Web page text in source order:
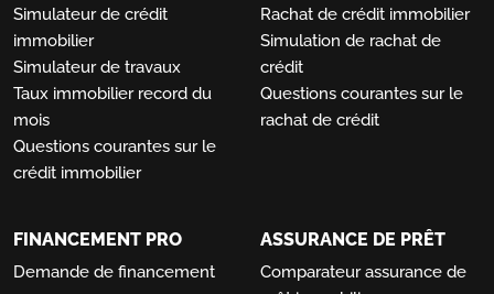
Simulateur de crédit
immobilier
Simulateur de travaux
Taux immobilier record du
mois
Questions courantes sur le
crédit immobilier
Rachat de crédit immobilier
Simulation de rachat de
crédit
Questions courantes sur le
rachat de crédit
FINANCEMENT PRO
Demande de financement
ASSURANCE DE PRÊT
Comparateur assurance de